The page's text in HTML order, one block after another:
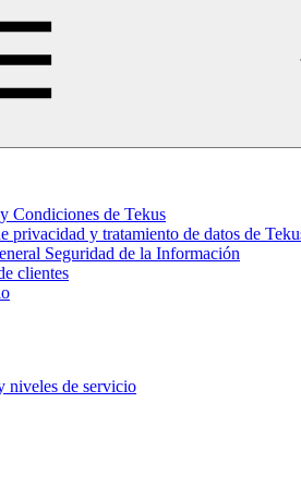
Condiciones de Tekus
privacidad y tratamiento de datos de
Seguridad de la Información
clientes
niveles de servicio